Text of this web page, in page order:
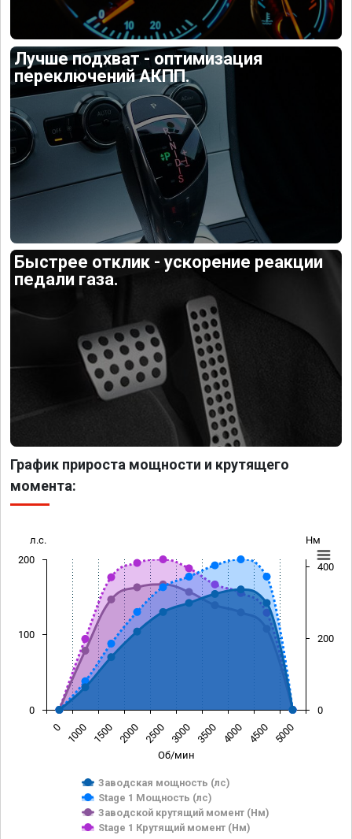
Лучше подхват - оптимизация
переключений АКПП.
Быстрее отклик - ускорение реакции
педали газа.
График прироста мощности и крутящего
момента:
Об/мин
л.с. Нм
Заводская мощность (лс)
Stage 1 Мощность (лс)
Заводской крутящий момент (Нм)
Stage 1 Крутящий момент (Нм)
0 1000 1500 2000 2500 3000 3500 4000 4500 5000
0
100
200
0
200
400